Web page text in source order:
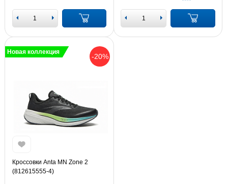
-20%
Новая коллекция
Кроссовки Anta MN Zone 2
(812615555-4)